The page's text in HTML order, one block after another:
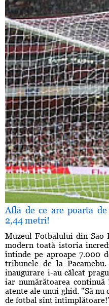
Află de ce are poarta
2,44 metri!
Muzeul Fotbalului din Sao
modern toată istoria
întinde pe aproape 7.000
tribunele de la
inaugurare i-au călcat
iar numărătoarea
atente ale unui ghid. "Să
de fotbal sînt